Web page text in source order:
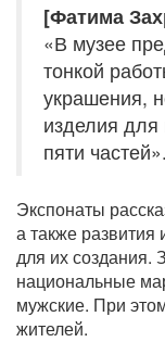
[Фатима
«В музее
тонкой
украшения,
изделия для
пяти частей».
Экспонаты
а также развития
для их создания.
национальные
мужские. При
жителей.